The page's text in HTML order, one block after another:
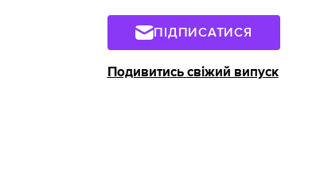
ПІДПИСАТИСЯ
Подивитись свіжий випуск